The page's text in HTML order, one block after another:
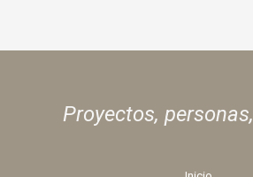
Proyectos, personas,